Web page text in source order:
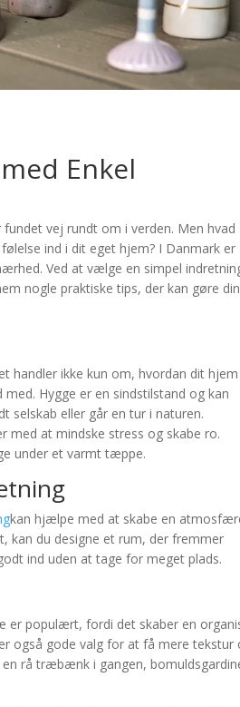
Enkel
vej rundt om i verden. Men hvad
ind i dit eget hjem? I Danmark er
Ved at vælge en simpel
nogle praktiske tips, der kan gøre din
handler ikke kun om, hvordan dit
Hygge er en sindstilstand og kan
selskab eller går en tur i naturen.
med at mindske stress og skabe ro.
under et varmt tæppe.
kan hjælpe med at skabe en
kan du designe et rum, der fremmer
ind uden at tage for meget plads.
er populært, fordi det skaber en
også gode valg for at få mere tekstur
rå træbænk i gangen,